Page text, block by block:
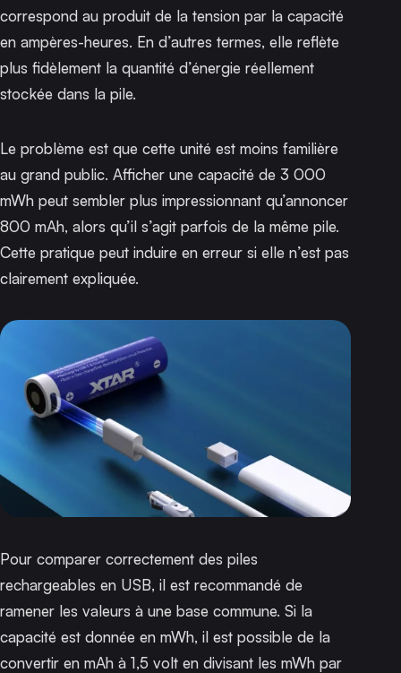
correspond au produit de la tension par la capacité
en ampères-heures. En d’autres termes, elle reflète
plus fidèlement la quantité d’énergie réellement
stockée dans la pile.
Le problème est que cette unité est moins familière
au grand public. Afficher une capacité de 3 000
mWh peut sembler plus impressionnant qu’annoncer
800 mAh, alors qu’il s’agit parfois de la même pile.
Cette pratique peut induire en erreur si elle n’est pas
clairement expliquée.
Pour comparer correctement des piles
rechargeables en USB, il est recommandé de
ramener les valeurs à une base commune. Si la
capacité est donnée en mWh, il est possible de la
convertir en mAh à 1,5 volt en divisant les mWh par